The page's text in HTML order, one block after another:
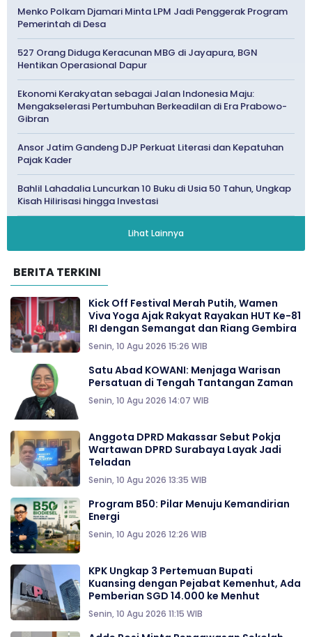
Menko Polkam Djamari Minta LPM Jadi Penggerak Program
Pemerintah di Desa
527 Orang Diduga Keracunan MBG di Jayapura, BGN
Hentikan Operasional Dapur
Ekonomi Kerakyatan sebagai Jalan Indonesia Maju:
Mengakselerasi Pertumbuhan Berkeadilan di Era Prabowo-
Gibran
Ansor Jatim Gandeng DJP Perkuat Literasi dan Kepatuhan
Pajak Kader
Bahlil Lahadalia Luncurkan 10 Buku di Usia 50 Tahun, Ungkap
Kisah Hilirisasi hingga Investasi
Lihat Lainnya
BERITA TERKINI
Kick Off Festival Merah Putih, Wamen
Viva Yoga Ajak Rakyat Rayakan HUT Ke-81
RI dengan Semangat dan Riang Gembira
Senin, 10 Agu 2026 15:26 WIB
Satu Abad KOWANI: Menjaga Warisan
Persatuan di Tengah Tantangan Zaman
Senin, 10 Agu 2026 14:07 WIB
Anggota DPRD Makassar Sebut Pokja
Wartawan DPRD Surabaya Layak Jadi
Teladan
Senin, 10 Agu 2026 13:35 WIB
Program B50: Pilar Menuju Kemandirian
Energi
Senin, 10 Agu 2026 12:26 WIB
KPK Ungkap 3 Pertemuan Bupati
Kuansing dengan Pejabat Kemenhut, Ada
Pemberian SGD 14.000 ke Menhut
Senin, 10 Agu 2026 11:15 WIB